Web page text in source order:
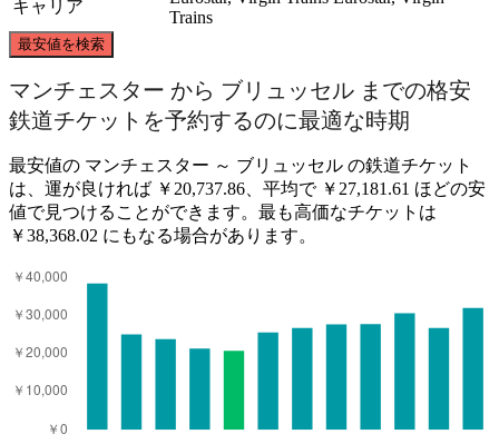
キャリア
Trains
最安値を検索
マンチェスター から ブリュッセル までの格安
鉄道チケットを予約するのに最適な時期
最安値の マンチェスター ～ ブリュッセル の鉄道チケット
は、運が良ければ ￥20,737.86、平均で ￥27,181.61 ほどの安
値で見つけることができます。最も高価なチケットは
￥38,368.02 にもなる場合があります。